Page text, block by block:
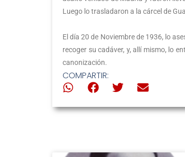
Luego lo trasladaron a la cárcel de
El día 20 de Noviembre de 1936, lo
recoger su cadáver, y, allí mismo, lo
canonización.
COMPARTIR: